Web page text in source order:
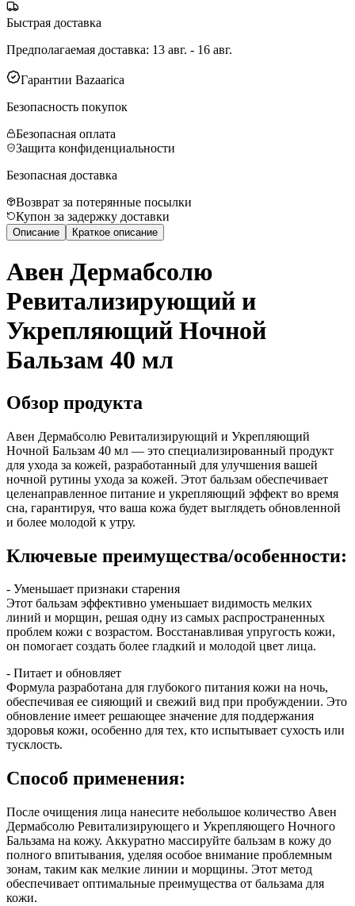
Быстрая доставка
Предполагаемая доставка: 13 авг. - 16 авг.
Гарантии Bazaarica
Безопасность покупок
Безопасная оплата
Защита конфиденциальности
Безопасная доставка
Возврат за потерянные посылки
Купон за задержку доставки
Описание Краткое описание
Авен Дермабсолю
Ревитализирующий и
Укрепляющий Ночной
Бальзам 40 мл
Обзор продукта
Авен Дермабсолю Ревитализирующий и Укрепляющий
Ночной Бальзам 40 мл — это специализированный продукт
для ухода за кожей, разработанный для улучшения вашей
ночной рутины ухода за кожей. Этот бальзам обеспечивает
целенаправленное питание и укрепляющий эффект во время
сна, гарантируя, что ваша кожа будет выглядеть обновленной
и более молодой к утру.
Ключевые преимущества/особенности:
- Уменьшает признаки старения
Этот бальзам эффективно уменьшает видимость мелких
линий и морщин, решая одну из самых распространенных
проблем кожи с возрастом. Восстанавливая упругость кожи,
он помогает создать более гладкий и молодой цвет лица.
- Питает и обновляет
Формула разработана для глубокого питания кожи на ночь,
обеспечивая ее сияющий и свежий вид при пробуждении. Это
обновление имеет решающее значение для поддержания
здоровья кожи, особенно для тех, кто испытывает сухость или
тусклость.
Способ применения:
После очищения лица нанесите небольшое количество Авен
Дермабсолю Ревитализирующего и Укрепляющего Ночного
Бальзама на кожу. Аккуратно массируйте бальзам в кожу до
полного впитывания, уделяя особое внимание проблемным
зонам, таким как мелкие линии и морщины. Этот метод
обеспечивает оптимальные преимущества от бальзама для
кожи.